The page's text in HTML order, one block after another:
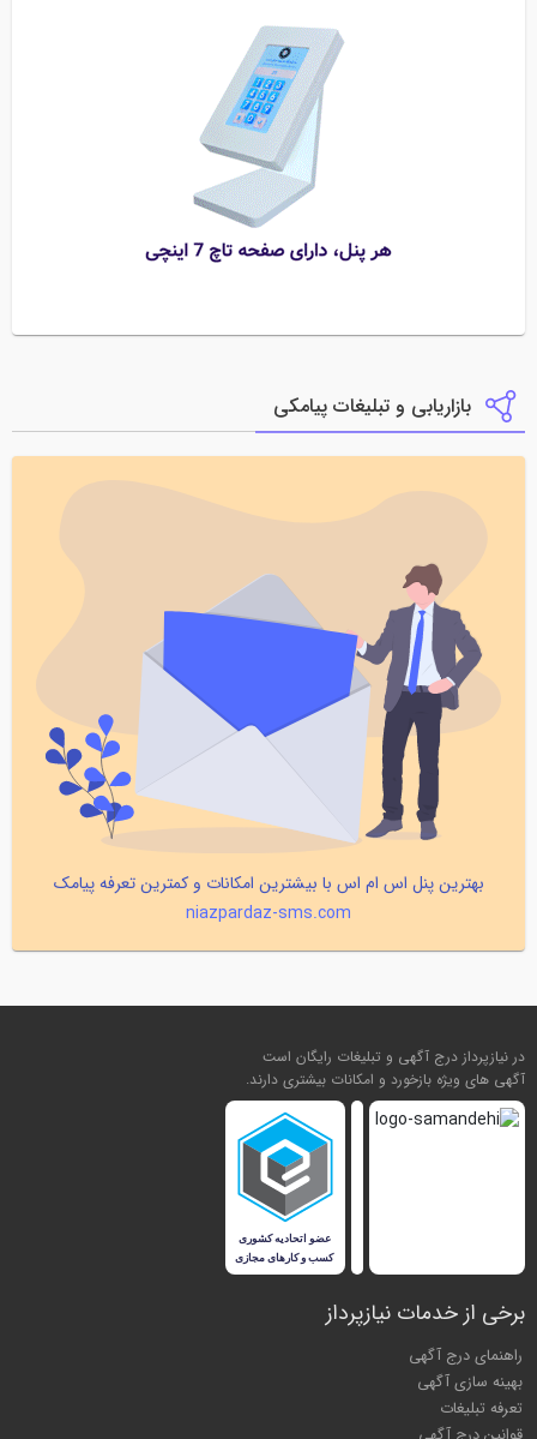
بازاریابی و تبلیغات پیامکی
بهترین پنل اس ام اس با بیشترین امکانات و کمترین تعرفه پیامک
niazpardaz-sms.com
در نیازپرداز درج آگهی و تبلیغات رایگان است
آگهی های ویژه بازخورد و امکانات بیشتری دارند.
برخی از خدمات نیازپرداز
راهنمای درج آگهی
بهینه سازی آگهی
تعرفه تبلیغات